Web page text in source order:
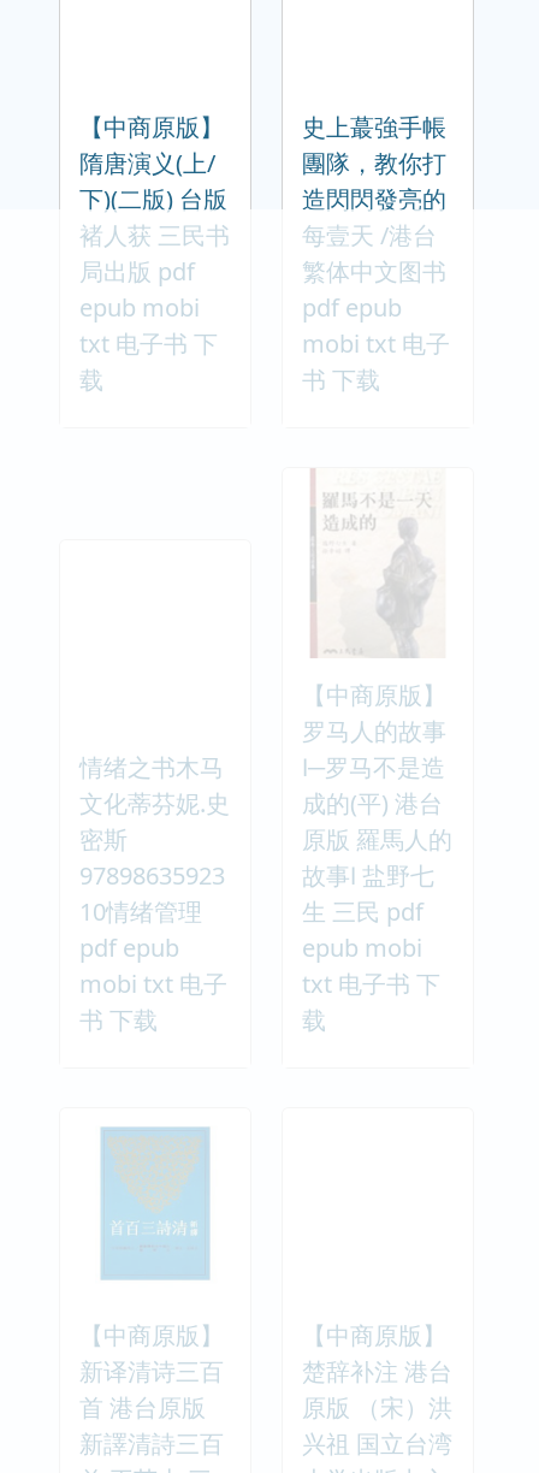
【中商原版】
隋唐演义(上/
下)(二版) 台版
褚人获 三民书
局出版 pdf
epub mobi
txt 电子书 下
载
史上蕞強手帳
團隊，教你打
造閃閃發亮的
每壹天 /港台
繁体中文图书
pdf epub
mobi txt 电子
书 下载
情绪之书木马
文化蒂芬妮.史
密斯
97898635923
10情绪管理
pdf epub
mobi txt 电子
书 下载
【中商原版】
罗马人的故事
Ⅰ─罗马不是造
成的(平) 港台
原版 羅馬人的
故事Ⅰ 盐野七
生 三民 pdf
epub mobi
txt 电子书 下
载
【中商原版】
新译清诗三百
首 港台原版
新譯清詩三百
【中商原版】
楚辞补注 港台
原版 （宋）洪
兴祖 国立台湾